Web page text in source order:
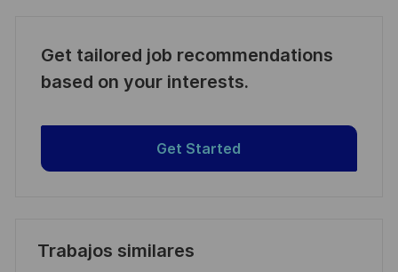
Get tailored job recommendations
based on your interests.
Get Started
Trabajos similares